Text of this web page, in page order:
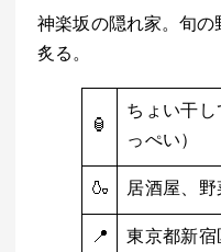
神楽坂の隠れ家。旬
炙る。
🏮
ちょい干
っぺい）
🍶 居酒屋、
📍 東京都新